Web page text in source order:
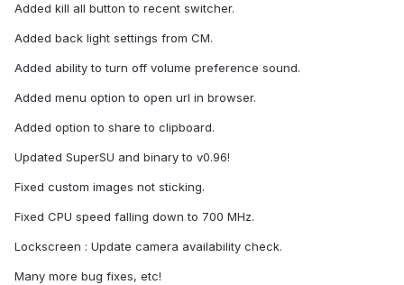
Added kill all button to recent switcher.
Added back light settings from CM.
Added ability to turn off volume preference sound.
Added menu option to open url in browser.
Added option to share to clipboard.
Updated SuperSU and binary to v0.96!
Fixed custom images not sticking.
Fixed CPU speed falling down to 700 MHz.
Lockscreen : Update camera availability check.
Many more bug fixes, etc!